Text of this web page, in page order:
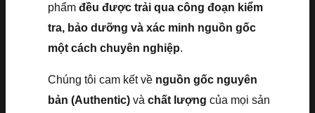
phẩm đều được trải qua công đoạn kiểm
tra, bảo dưỡng và xác minh nguồn gốc
một cách chuyên nghiệp.
Chúng tôi cam kết về nguồn gốc nguyên
bản (Authentic) và chất lượng của mọi sản